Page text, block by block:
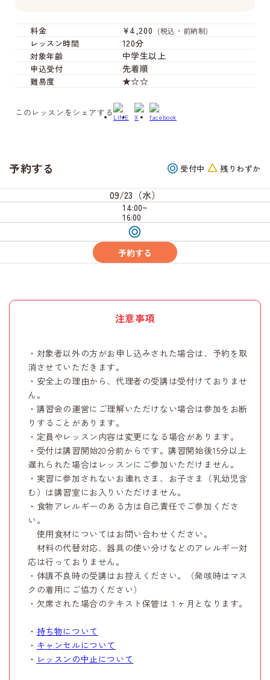
料金 ¥4,200 (税込・前納制)
レッスン時間 120分
対象年齢 中学生以上
申込受付 先着順
難易度 ★☆☆
このレッスンをシェアする
予約する 受付中 残りわずか
09/23（水）
14:00~
16:00
受
付
予約する
注意事項
・対象者以外の方がお申し込みされた場合は、予約を取
消させていただきます。
・安全上の理由から、代理者の受講は受付けておりませ
ん。
・講習会の運営にご理解いただけない場合は参加をお断
りすることがあります。
・定員やレッスン内容は変更になる場合があります。
・受付は講習開始20分前からです。講習開始後15分以上
遅れられた場合はレッスンにご参加いただけません。
・実習に参加されないお連れさま、お子さま（乳幼児含
む）は講習室にお入りいただけません。
・食物アレルギーのある方は自己責任でご参加くださ
い。
使用食材についてはお問い合わせください。
材料の代替対応、器具の使い分けなどのアレルギー対
応は行っておりません。
・体調不良時の受講はお控えください。（発咳時はマス
クの着用にご協力ください）
・欠席された場合のテキスト保管は１ヶ月となります。
・ 持ち物について
・ キャンセルについて
・ レッスンの中止について